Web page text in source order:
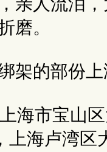
磨。
架的部份
海市宝山
上海卢湾区